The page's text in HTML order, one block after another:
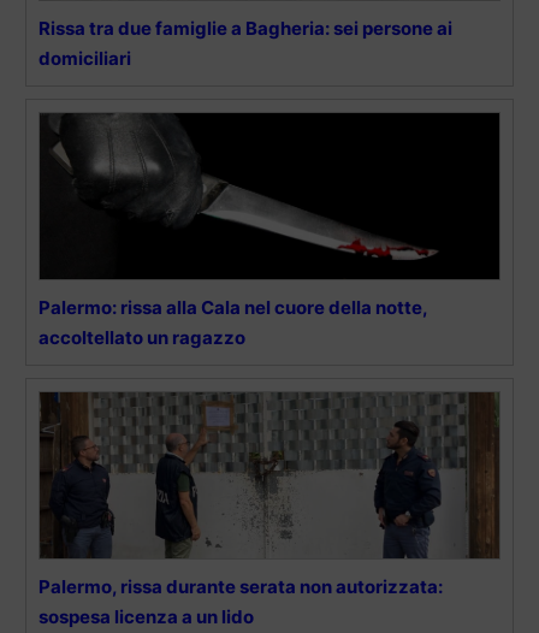
Rissa tra due famiglie a Bagheria: sei persone ai
domiciliari
Palermo: rissa alla Cala nel cuore della notte,
accoltellato un ragazzo
Palermo, rissa durante serata non autorizzata:
sospesa licenza a un lido